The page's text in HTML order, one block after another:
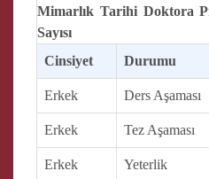
Mimarlık Tarihi Doktora
Sayısı
Cinsiyet
Durumu
Erkek Ders Aşaması
Erkek Tez Aşaması
Erkek Yeterlik